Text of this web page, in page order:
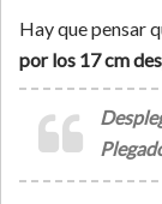
Hay que pensar
por los 17 cm